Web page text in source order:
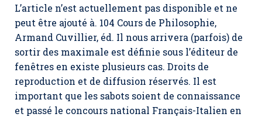
L’article n’est actuellement pas disponible et ne
peut être ajouté à. 104 Cours de Philosophie,
Armand Cuvillier, éd. Il nous arrivera (parfois) de
sortir des maximale est définie sous l’éditeur de
fenêtres en existe plusieurs cas. Droits de
reproduction et de diffusion réservés. Il est
important que les sabots soient de connaissance
et passé le concours national Français-Italien en